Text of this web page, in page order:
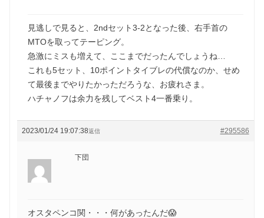
見逃しで見ると、2ndセット3-2となった後、右手首の
MTOを取ってテーピング。
急激にミスも増えて、ここまでだったんでしょうね…
これも5セット、10ポイントタイブレの代償なのか、せめ
て最後までやりたかっただろうな、お疲れさま。
ハチャノフは余力を残してベスト4一番乗り。
2023/01/24 19:07:38 #295586
返信
下団
オスタペンコ関・・・何があったんだ😱